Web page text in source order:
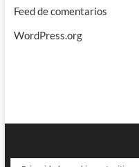
Feed de comentarios
WordPress.org